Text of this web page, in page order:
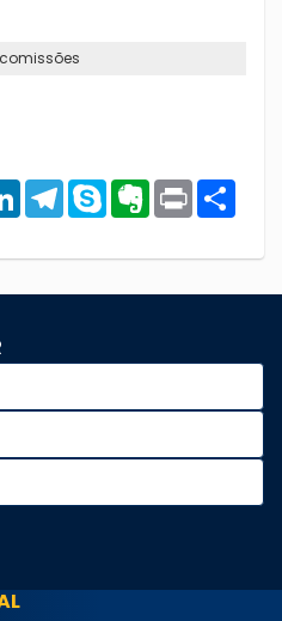
LinkedInTelegram
SkypeEvernote
Print